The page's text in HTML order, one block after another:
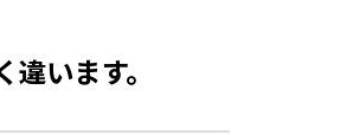
います。